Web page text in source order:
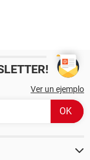
Ver un ejemplo